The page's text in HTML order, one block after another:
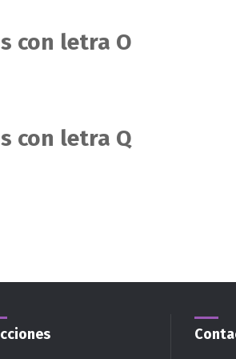
con letra O
con letra Q